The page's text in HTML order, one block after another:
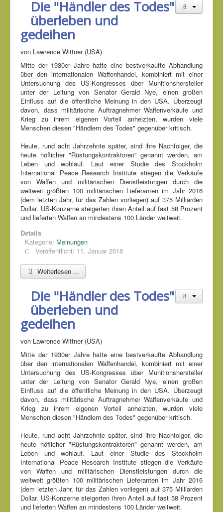
Die "Händler des Todes"
überleben und
gedeihen
von Lawrence Wittner (USA)
Mitte der 1930er Jahre hatte eine bestverkaufte Abhandlung
über den internationalen Waffenhandel, kombiniert mit einer
Untersuchung des US-Kongresses über Munitionshersteller
unter der Leitung von Senator Gerald Nye, einen großen
Einfluss auf die öffentliche Meinung in den USA. Überzeugt
davon, dass militärische Auftragnehmer Waffenverkäufe und
Krieg zu ihrem eigenen Vorteil anheizten, wurden viele
Menschen diesen "Händlern des Todes" gegenüber kritisch.
Heute, rund acht Jahrzehnte später, sind ihre Nachfolger, die
heute höflicher "Rüstungskontraktoren" genannt werden, am
Leben und wohlauf. Laut einer Studie des Stockholm
International Peace Research Institute stiegen die Verkäufe
von Waffen und militärischen Dienstleistungen durch die
weltweit größten 100 militärischen Lieferanten im Jahr 2016
(dem letzten Jahr, für das Zahlen vorliegen) auf 375 Milliarden
Dollar. US-Konzerne steigerten ihren Anteil auf fast 58 Prozent
und lieferten Waffen an mindestens 100 Länder weltweit.
Details
Kategorie: Meinungen
Veröffentlicht: 11. Januar 2018
Weiterlesen ...
Die "Händler des Todes"
überleben und
gedeihen
von Lawrence Wittner (USA)
Mitte der 1930er Jahre hatte eine bestverkaufte Abhandlung
über den internationalen Waffenhandel, kombiniert mit einer
Untersuchung des US-Kongresses über Munitionshersteller
unter der Leitung von Senator Gerald Nye, einen großen
Einfluss auf die öffentliche Meinung in den USA. Überzeugt
davon, dass militärische Auftragnehmer Waffenverkäufe und
Krieg zu ihrem eigenen Vorteil anheizten, wurden viele
Menschen diesen "Händlern des Todes" gegenüber kritisch.
Heute, rund acht Jahrzehnte später, sind ihre Nachfolger, die
heute höflicher "Rüstungskontraktoren" genannt werden, am
Leben und wohlauf. Laut einer Studie des Stockholm
International Peace Research Institute stiegen die Verkäufe
von Waffen und militärischen Dienstleistungen durch die
weltweit größten 100 militärischen Lieferanten im Jahr 2016
(dem letzten Jahr, für das Zahlen vorliegen) auf 375 Milliarden
Dollar. US-Konzerne steigerten ihren Anteil auf fast 58 Prozent
und lieferten Waffen an mindestens 100 Länder weltweit.